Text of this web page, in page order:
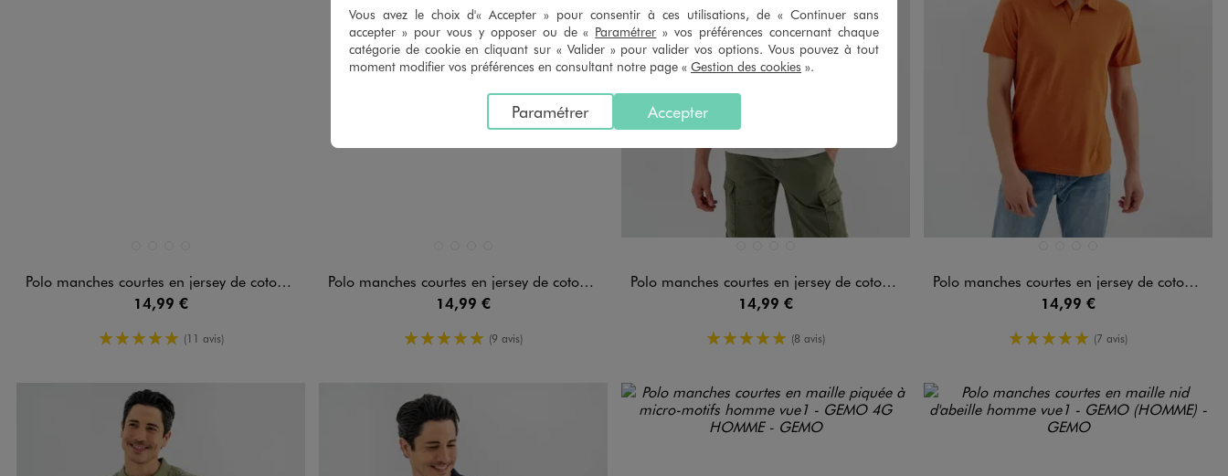
Polo manches courtes en jersey de coton flammé homme
14,99 €
5/5 de moyenne
(11 avis)
Polo manches courtes en jersey de coton flammé homme
14,99 €
5/5 de moyenne
(9 avis)
Polo manches courtes en jersey de coton flammé homme
14,99 €
5/5 de moyenne
(8 avis)
Polo manches courtes en jersey de coton flammé homme
14,99 €
5/5 de moyenne
(7 avis)
Vous avez le choix d'« Accepter » pour consentir à ces utilisations, de « Continuer sans
accepter » pour vous y opposer ou de « Paramétrer » vos préférences concernant chaque
catégorie de cookie en cliquant sur « Valider » pour valider vos options. Vous pouvez à tout
moment modifier vos préférences en consultant notre page « Gestion des cookies ».
Accepter
Paramétrer